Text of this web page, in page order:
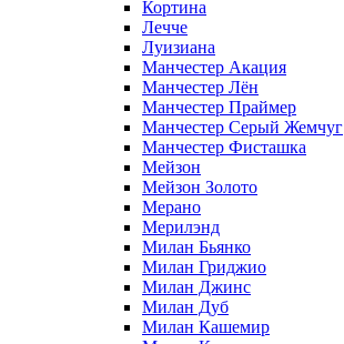
Кортина
Лечче
Луизиана
Манчестер Акация
Манчестер Лён
Манчестер Праймер
Манчестер Серый Жемчуг
Манчестер Фисташка
Мейзон
Мейзон Золото
Мерано
Мерилэнд
Милан Бьянко
Милан Гриджио
Милан Джинс
Милан Дуб
Милан Кашемир